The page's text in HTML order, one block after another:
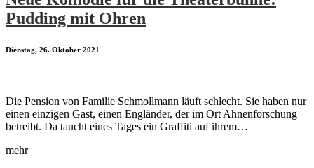
Pudding mit Ohren
Dienstag, 26. Oktober 2021
Die Pension von Familie Schmollmann läuft schlecht. Sie haben nur
einen einzigen Gast, einen Engländer, der im Ort Ahnenforschung
betreibt. Da taucht eines Tages ein Graffiti auf ihrem…
mehr